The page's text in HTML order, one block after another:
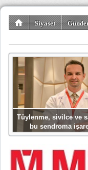
Siyaset
Tüylenme, sivilce ve
bu sendroma